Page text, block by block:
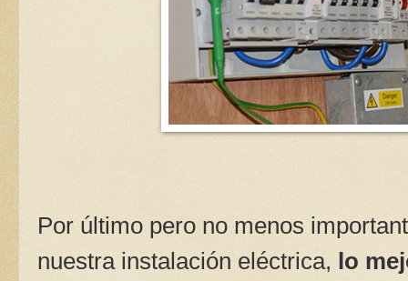
Por último pero no menos
nuestra instalación eléctrica, lo